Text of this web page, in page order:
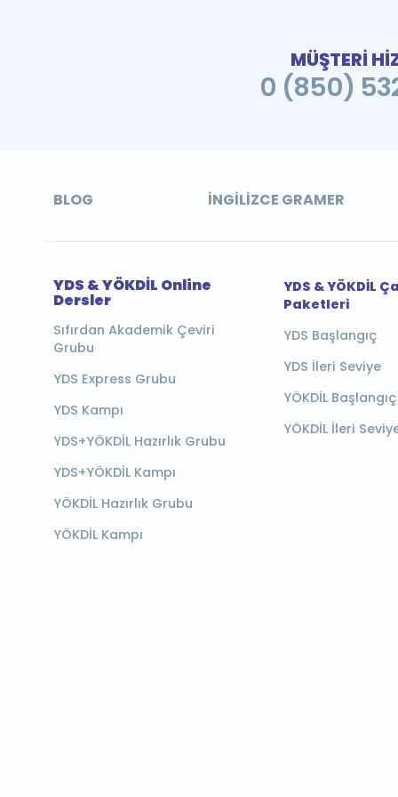
MÜŞTERİ
0 (850)
BLOG İNGILIZCE GRAMER
YDS & YÖKDİL Online
Dersler
Sıfırdan Akademik Çeviri
Grubu
YDS Express Grubu
YDS Kampı
YDS+YÖKDİL Hazırlık Grubu
YDS+YÖKDİL Kampı
YÖKDİL Hazırlık Grubu
YÖKDİL Kampı
YDS & YÖKDİL
Paketleri
YDS Başlangıç
YDS İleri Seviye
YÖKDİL Başlangıç
YÖKDİL İleri